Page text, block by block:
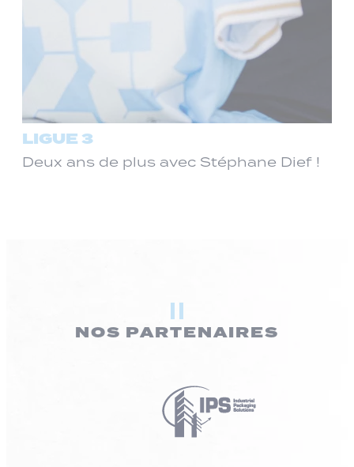
LIGUE 3
Deux ans de plus avec Stéphane Dief !
NOS PARTENAIRES